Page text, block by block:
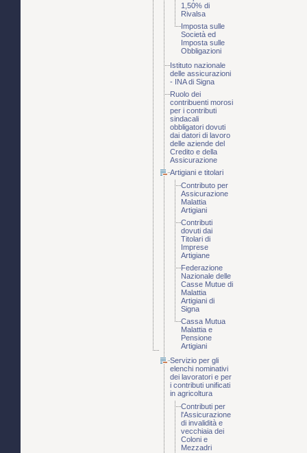
1,50% di
Rivalsa
Imposta sulle
Società ed
Imposta sulle
Obbligazioni
Istituto nazionale
delle assicurazioni
- INA di Signa
Ruolo dei
contribuenti morosi
per i contributi
sindacali
obbligatori dovuti
dai datori di lavoro
delle aziende del
Credito e della
Assicurazione
Artigiani e titolari
Contributo per
Assicurazione
Malattia
Artigiani
Contributi
dovuti dai
Titolari di
Imprese
Artigiane
Federazione
Nazionale delle
Casse Mutue di
Malattia
Artigiani di
Signa
Cassa Mutua
Malattia e
Pensione
Artigiani
Servizio per gli
elenchi nominativi
dei lavoratori e per
i contributi unificati
in agricoltura
Contributi per
l'Assicurazione
di invalidità e
vecchiaia dei
Coloni e
Mezzadri